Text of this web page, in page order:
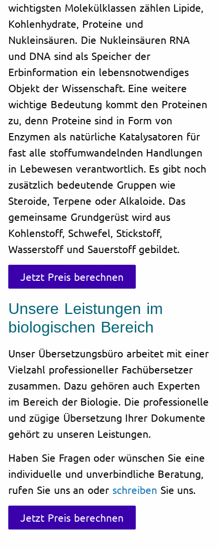
wichtigsten Molekülklassen zählen Lipide,
Kohlenhydrate, Proteine und
Nukleinsäuren. Die Nukleinsäuren RNA
und DNA sind als Speicher der
Erbinformation ein lebensnotwendiges
Objekt der Wissenschaft. Eine weitere
wichtige Bedeutung kommt den Proteinen
zu, denn Proteine sind in Form von
Enzymen als natürliche Katalysatoren für
fast alle stoffumwandelnden Handlungen
in Lebewesen verantwortlich. Es gibt noch
zusätzlich bedeutende Gruppen wie
Steroide, Terpene oder Alkaloide. Das
gemeinsame Grundgerüst wird aus
Kohlenstoff, Schwefel, Stickstoff,
Wasserstoff und Sauerstoff gebildet.
Jetzt Preis berechnen
Unsere Leistungen im
biologischen Bereich
Unser Übersetzungsbüro arbeitet mit einer
Vielzahl professioneller Fachübersetzer
zusammen. Dazu gehören auch Experten
im Bereich der Biologie. Die professionelle
und zügige Übersetzung Ihrer Dokumente
gehört zu unseren Leistungen.
Haben Sie Fragen oder wünschen Sie eine
individuelle und unverbindliche Beratung,
rufen Sie uns an oder schreiben Sie uns.
Jetzt Preis berechnen